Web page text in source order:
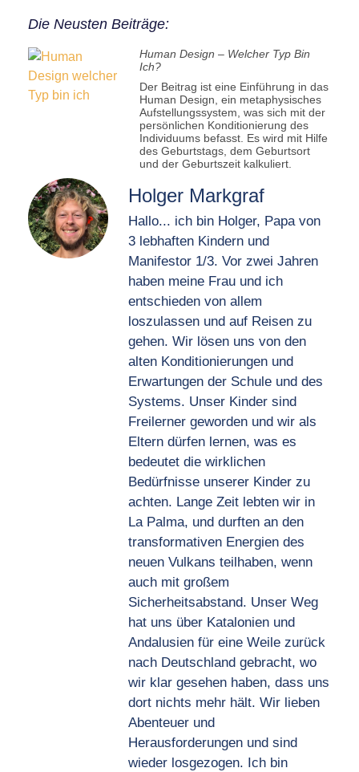
Die Neusten Beiträge:
Human Design – Welcher Typ Bin
Ich?
Der Beitrag ist eine Einführung in das
Human Design, ein metaphysisches
Aufstellungssystem, was sich mit der
persönlichen Konditionierung des
Individuums befasst. Es wird mit Hilfe
des Geburtstags, dem Geburtsort
und der Geburtszeit kalkuliert.
Holger Markgraf
Hallo... ich bin Holger, Papa von
3 lebhaften Kindern und
Manifestor 1/3. Vor zwei Jahren
haben meine Frau und ich
entschieden von allem
loszulassen und auf Reisen zu
gehen. Wir lösen uns von den
alten Konditionierungen und
Erwartungen der Schule und des
Systems. Unser Kinder sind
Freilerner geworden und wir als
Eltern dürfen lernen, was es
bedeutet die wirklichen
Bedürfnisse unserer Kinder zu
achten. Lange Zeit lebten wir in
La Palma, und durften an den
transformativen Energien des
neuen Vulkans teilhaben, wenn
auch mit großem
Sicherheitsabstand. Unser Weg
hat uns über Katalonien und
Andalusien für eine Weile zurück
nach Deutschland gebracht, wo
wir klar gesehen haben, dass uns
dort nichts mehr hält. Wir lieben
Abenteuer und
Herausforderungen und sind
wieder losgezogen. Ich bin